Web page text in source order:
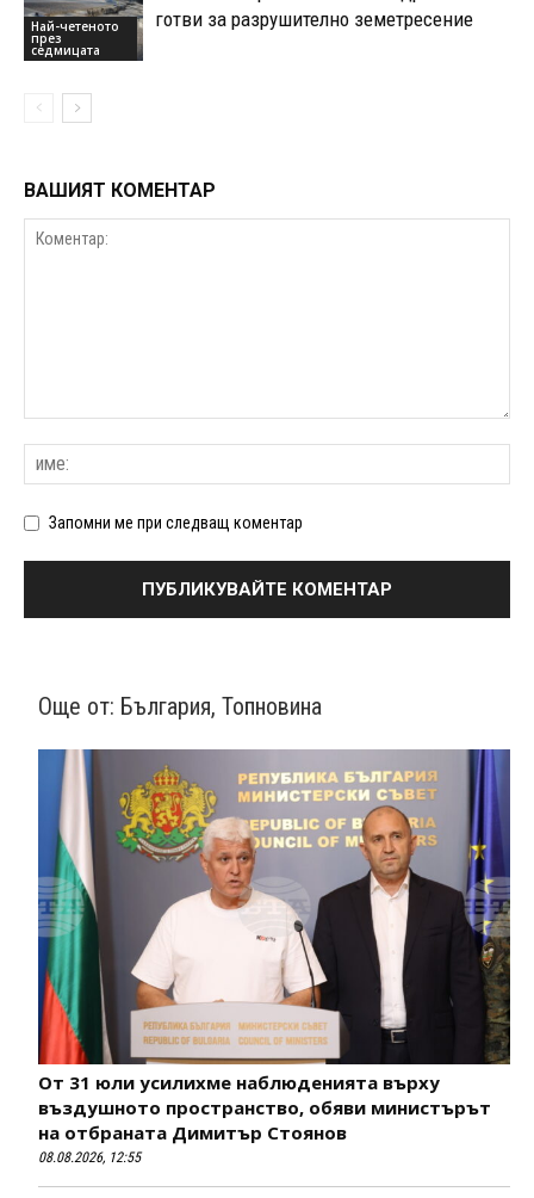
Най-четеното
през
седмицата
готви за разрушително земетресение
ВАШИЯТ КОМЕНТАР
Запомни ме при следващ коментар
Още от: България, Топновина
От 31 юли усилихме наблюденията върху
въздушното пространство, обяви министърът
на отбраната Димитър Стоянов
08.08.2026, 12:55